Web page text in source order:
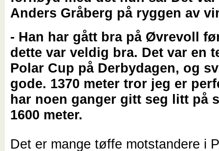
Anders Gråberg på ryggen av
- Han har gått bra på Øvrevoll
dette var veldig bra. Det var en
Polar Cup på Derbydagen, og
gode. 1370 meter tror jeg er
har noen ganger gitt seg litt på
1600 meter.
Det er mange tøffe motstandere i